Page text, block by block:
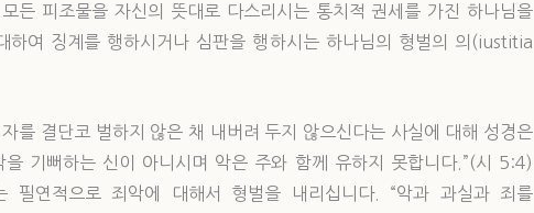
든 피조물을 자신의 뜻대로 다스리시는 통치적 권세를 가진 하나님을
하여 징계를 행하시거나 심판을 행하시는 하나님의 형벌의 의(iustitia
를 결단코 벌하지 않은 채 내버려 두지 않으신다는 사실에 대해 성경은
을 기뻐하는 신이 아니시며 악은 주와 함께 유하지 못합니다.”(시 5:4)
필연적으로 죄악에 대해서 형벌을 내리십니다. “악과 과실과 죄를